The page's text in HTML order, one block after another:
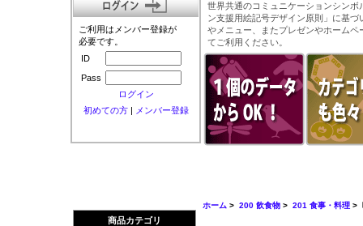
ご利用はメンバー登録が
必要です。
ID
Pass
ログイン
初めての方| メンバー登録
世界共通のコミュニケーションシン
ン支援用絵記号デザイン原則」に基
やメニュー、またプレゼンやホーム
てご利用ください。
商品カテゴリ
ホーム >200 飲食物 >201 食事・料理 >